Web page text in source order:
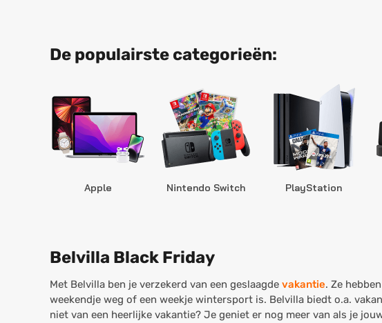
De populairste categorieën:
Apple Nintendo Switch PlayStation
Belvilla Black Friday
Met Belvilla ben je verzekerd van een geslaagde vakantie. Ze
weekendje weg of een weekje wintersport is. Belvilla biedt o.a.
niet van een heerlijke vakantie? Je geniet er nog meer van als je